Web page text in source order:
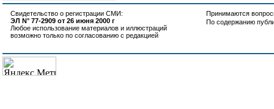
Свидетельство о регистрации СМИ:
ЭЛ N° 77-2909 от 26 июня 2000 г
Любое использование материалов и иллюстраций
возможно только по согласованию с редакцией
Принимаются
По содержанию